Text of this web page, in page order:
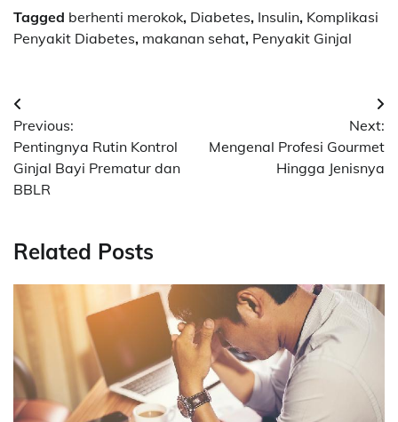
Tagged berhenti merokok, Diabetes, Insulin, Komplikasi
Penyakit Diabetes, makanan sehat, Penyakit Ginjal
Navigasi
pos
Previous:
Pentingnya Rutin Kontrol
Ginjal Bayi Prematur dan
BBLR
Next:
Mengenal Profesi Gourmet
Hingga Jenisnya
Related Posts